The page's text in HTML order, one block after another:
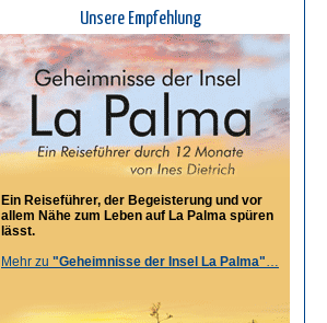
Unsere Empfehlung
Ein Reiseführer, der Begeisterung und vor
allem Nähe zum Leben auf La Palma spüren
lässt.
Mehr zu "Geheimnisse der Insel La Palma"…